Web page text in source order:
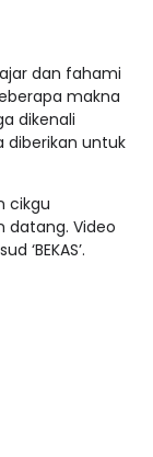
dan fahami
makna
dikenali
diberikan untuk
cikgu
datang. Video
‘BEKAS’.